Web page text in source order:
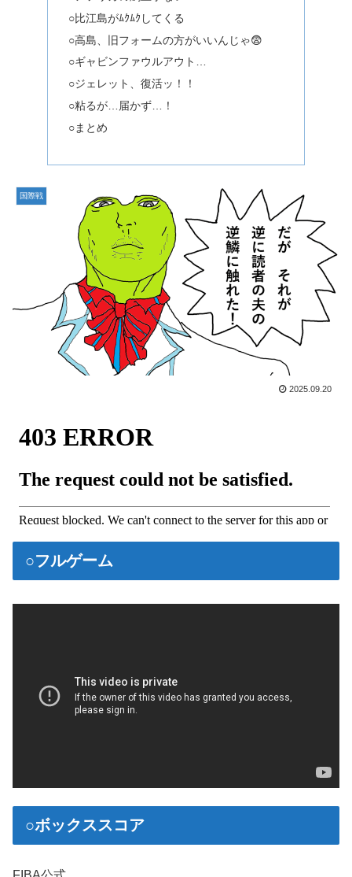
○比江島がﾑｸﾑｸしてくる
○高島、旧フォームの方がいいんじゃ😨
○ギャビンファウルアウト…
○ジェレット、復活ッ！！
○粘るが…届かず…！
○まとめ
国際戦
2025.09.20
○フルゲーム
○ボックススコア